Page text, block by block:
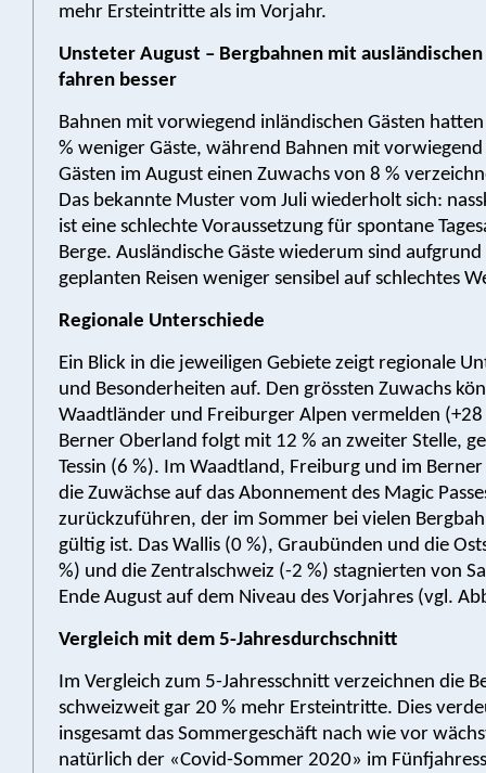
mehr Ersteintritte als im Vorjahr.
Unsteter August – Bergbahnen mit ausländischen
fahren besser
Bahnen mit vorwiegend inländischen Gästen
% weniger Gäste, während Bahnen mit vorwiegend
Gästen im August einen Zuwachs von 8 %
Das bekannte Muster vom Juli wiederholt sich:
ist eine schlechte Voraussetzung für spontane
Berge. Ausländische Gäste wiederum sind
geplanten Reisen weniger sensibel auf schlechtes
Regionale Unterschiede
Ein Blick in die jeweiligen Gebiete zeigt regionale
und Besonderheiten auf. Den grössten Zuwachs
Waadtländer und Freiburger Alpen vermelden (+28
Berner Oberland folgt mit 12 % an zweiter Stelle,
Tessin (6 %). Im Waadtland, Freiburg und im
die Zuwächse auf das Abonnement des Magic
zurückzuführen, der im Sommer bei vielen
gültig ist. Das Wallis (0 %), Graubünden und die
%) und die Zentralschweiz (-2 %) stagnierten von
Ende August auf dem Niveau des Vorjahres (vgl.
Vergleich mit dem 5-Jahresdurchschnitt
Im Vergleich zum 5-Jahresschnitt verzeichnen die
schweizweit gar 20 % mehr Ersteintritte. Dies
insgesamt das Sommergeschäft nach wie vor
natürlich der «Covid-Sommer 2020» im